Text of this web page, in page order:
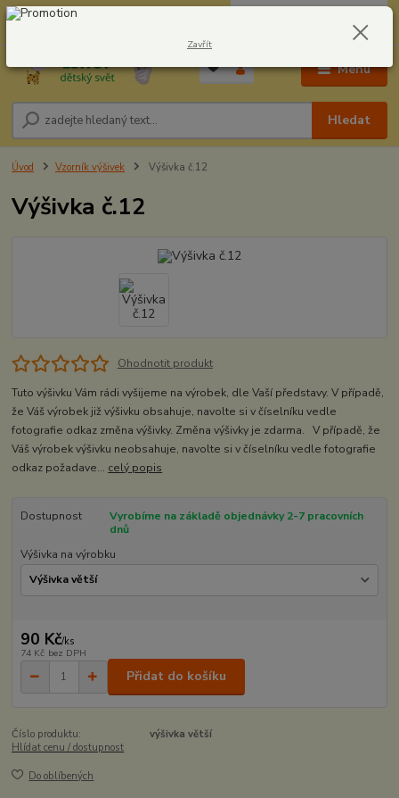
Menu
Hledat
604278943 0,00 Kč
Úvod Vzorník výšivek Výšivka č.12
Výšivka č.12
Ohodnotit produkt
Tuto výšivku Vám rádi vyšijeme na výrobek, dle Vaší představy. V případě,
že Váš výrobek již výšivku obsahuje, navolte si v číselníku vedle
fotografie odkaz změna výšivky. Změna výšivky je zdarma. V případě, že
Váš výrobek výšivku neobsahuje, navolte si v číselníku vedle fotografie
odkaz požadave... celý popis
Dostupnost
Vyrobíme na základě objednávky 2-7 pracovních
dnů
Výšivka na výrobku
90 Kč/ks
74 Kč bez DPH
Přidat do košíku
Číslo produktu:
výšivka větší
Hlídat cenu / dostupnost
Do oblíbených
Zavřít